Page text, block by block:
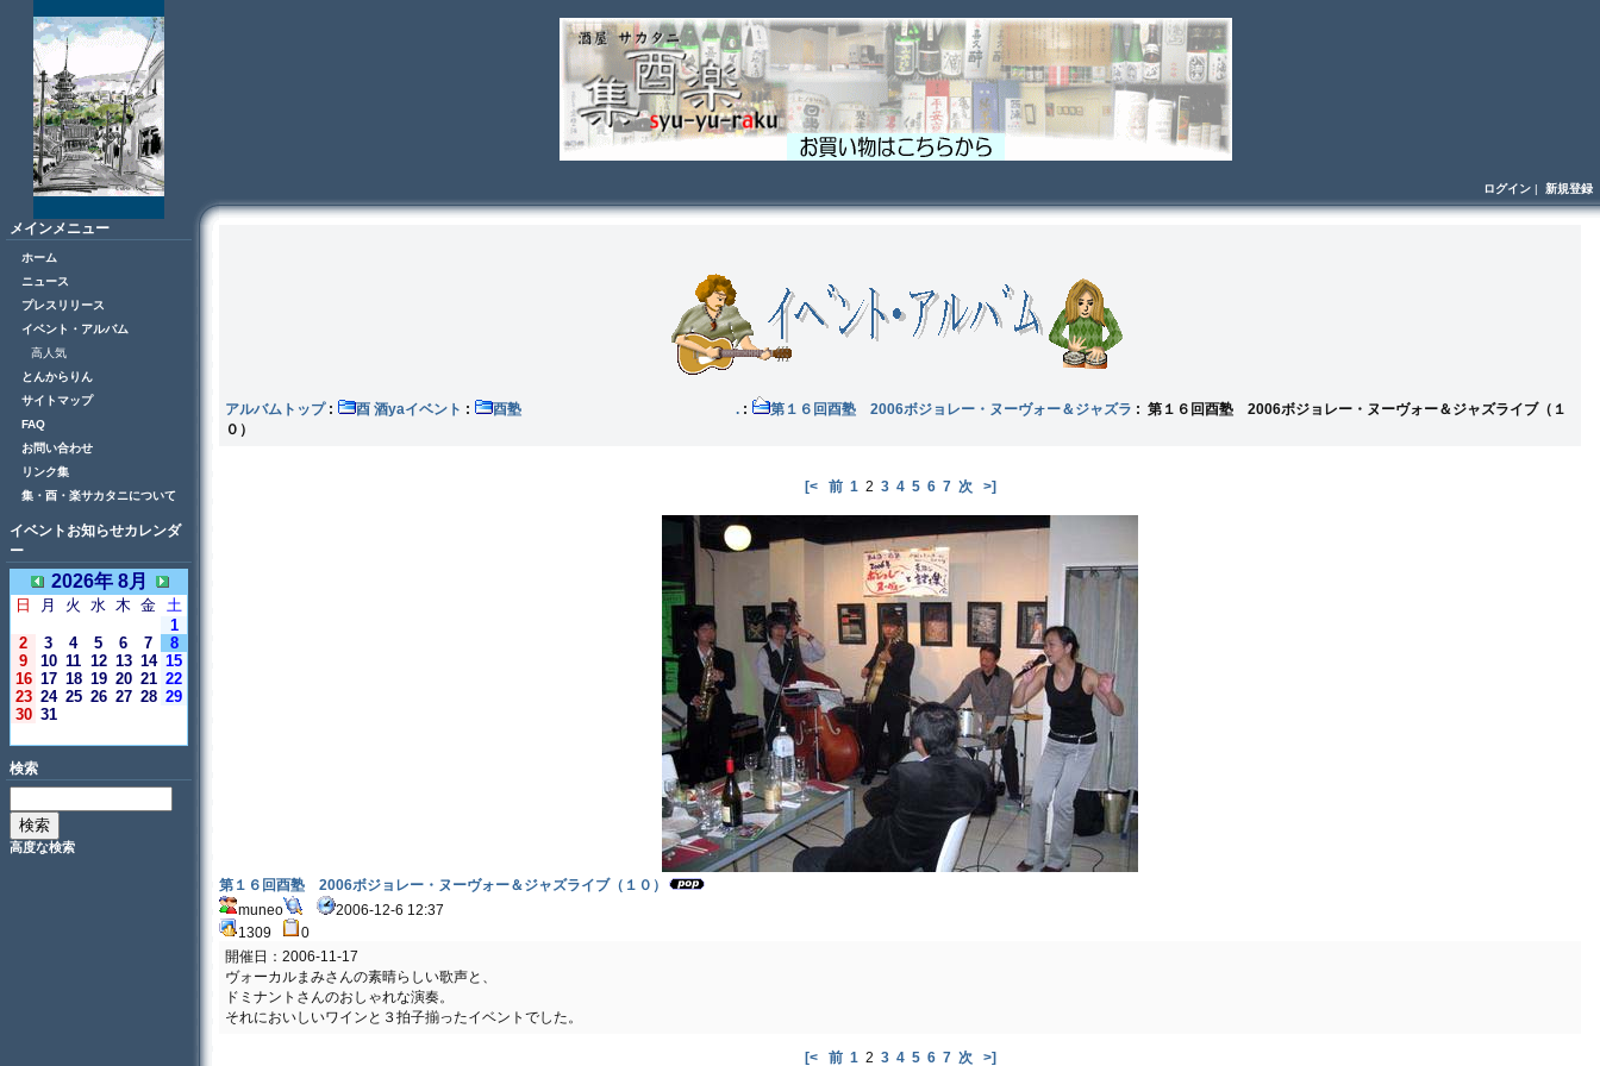
メインメニュー
ホーム
ニュース
プレスリリース
イベント・アルバム
高人気
とんからりん
サイトマップ
FAQ
お問い合わせ
リンク集
集・酉・楽サカタニについて
イベントお知らせカレンダ
ー
2026年 8月
日 月 火 水 木 金 土
1
2
3 4 5 6 7
8
9
10 11 12 13 14 15
16 17 18 19 20 21 22
23 24 25 26 27 28 29
30 31
検索
高度な検索
ログイン | 新規登録
アルバムトップ: 酉 酒yaイベント : 酉塾 . : 第１６回酉塾 2006ボジョレー・ヌーヴォー＆ジャズラ : 第１６回酉塾 2006ボジョレー・ヌーヴォー＆ジャズライブ（１
０）
[< 前 12 3 4 5 6 7 次 >]
第１６回酉塾 2006ボジョレー・ヌーヴォー＆ジャズライブ（１０）
muneo
2006-12-6 12:37
1309
0
開催日：2006-11-17
ヴォーカルまみさんの素晴らしい歌声と、
ドミナントさんのおしゃれな演奏。
それにおいしいワインと３拍子揃ったイベントでした。
[< 前 12 3 4 5 6 7 次 >]